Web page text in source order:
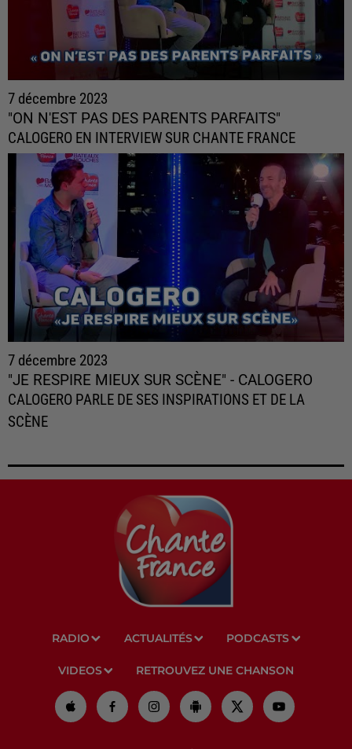
7 décembre 2023
"ON N'EST PAS DES PARENTS PARFAITS"
CALOGERO EN INTERVIEW SUR CHANTE FRANCE
7 décembre 2023
"JE RESPIRE MIEUX SUR SCÈNE" - CALOGERO
CALOGERO PARLE DE SES INSPIRATIONS ET DE LA
SCÈNE
RADIO ACTUALITÉS PODCASTS
VIDEOS RETROUVEZ UNE CHANSON